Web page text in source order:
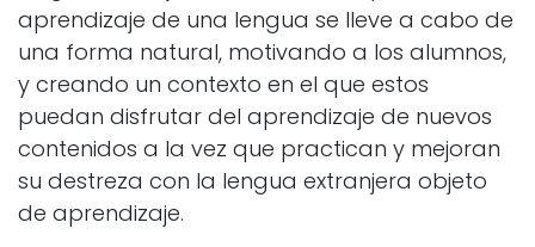
aprendizaje de una lengua se lleve a cabo de
una forma natural, motivando a los alumnos,
y creando un contexto en el que estos
puedan disfrutar del aprendizaje de nuevos
contenidos a la vez que practican y mejoran
su destreza con la lengua extranjera objeto
de aprendizaje.